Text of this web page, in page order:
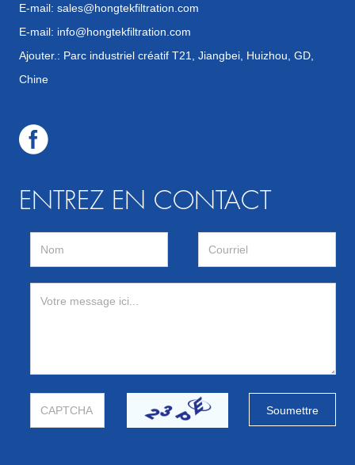
E-mail: sales@hongtekfiltration.com
E-mail: info@hongtekfiltration.com
Ajouter.: Parc industriel créatif T21, Jiangbei, Huizhou, GD,
Chine
ENTREZ EN CONTACT